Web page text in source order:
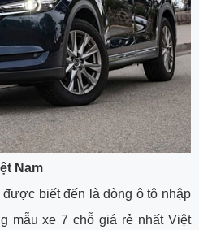
Nam
được biết đến là dòng ô tô nhập
mẫu xe 7 chỗ giá rẻ nhất Việt